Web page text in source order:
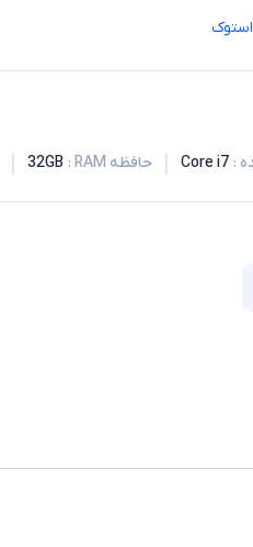
:
Core i7 حافظه RAM :
32GB